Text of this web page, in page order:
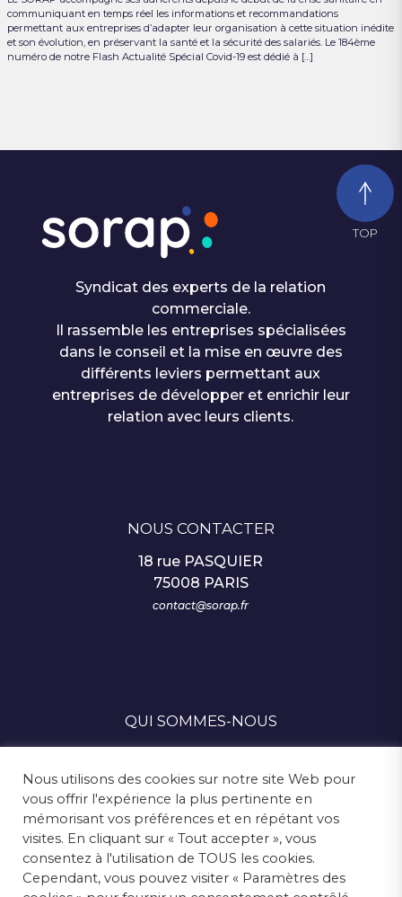
communiquant en temps réel les informations et recommandations
permettant aux entreprises d’adapter leur organisation à cette situation inédite
et son évolution, en préservant la santé et la sécurité des salariés. Le 184ème
numéro de notre Flash Actualité Spécial Covid-19 est dédié à […]
TOP
Syndicat des experts de la relation
commerciale.
Il rassemble les entreprises spécialisées
dans le conseil et la mise en œuvre des
différents leviers permettant aux
entreprises de développer et enrichir leur
relation avec leurs clients.
NOUS CONTACTER
18 rue PASQUIER
75008 PARIS
contact@sorap.fr
QUI SOMMES-NOUS
MENTIONS LÉGALES
ESPACE PRESSE
Nous utilisons des cookies sur notre site Web pour
vous offrir l'expérience la plus pertinente en
mémorisant vos préférences et en répétant vos
visites. En cliquant sur « Tout accepter », vous
consentez à l'utilisation de TOUS les cookies.
Cependant, vous pouvez visiter « Paramètres des